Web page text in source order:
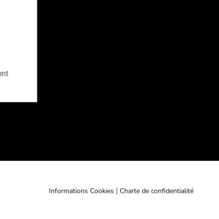
Informations Cookies | Charte de confidentialité